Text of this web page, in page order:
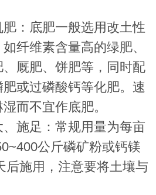
：底肥一般选用改土性
纤维素含量高的绿肥、
厩肥、饼肥等，同时配
或过磷酸钙等化肥。速
而不宜作底肥。
施足：常规用量为每亩
公斤磷矿粉或钙镁
后施用，注意要将土壤与